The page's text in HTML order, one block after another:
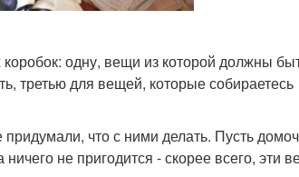
одну, вещи из которой должны
третью для вещей, которые собираетесь
что с ними делать. Пусть
не пригодится - скорее всего, эти